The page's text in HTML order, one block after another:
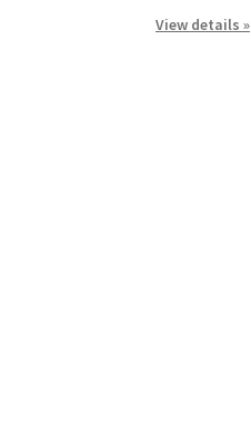
View details »